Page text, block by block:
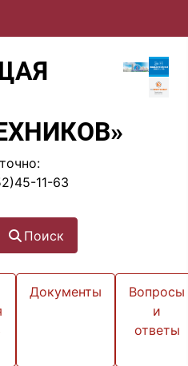
11-63
Поиск
Документы
Вопросы
и
ответы